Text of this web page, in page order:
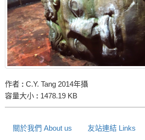
作者 : C.Y. Tang 2014年攝
容量大小 : 1478.19 KB
關於我們 About us 友站連結 Links